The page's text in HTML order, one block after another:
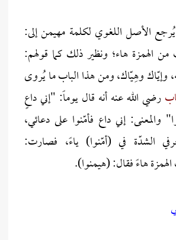
الأصل اللغوي لكلمة مهيمن إلى:
الهمزة هاء؛ ونظير ذلك كما قولهم:
وإيّاك وهِيّاك، ومن هذا الباب ما يُروى
رضي الله عنه أنه قال يوماً: "إني داعٍ
والمعنى: إني داع فأمّنوا على دعائي،
الشدّة في (أمّنوا) ياءً، فصارت:
هاءً فقال: (هيمنوا).